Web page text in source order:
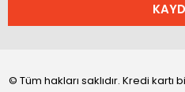
© Tüm hakları saklıdır. Kredi kartı